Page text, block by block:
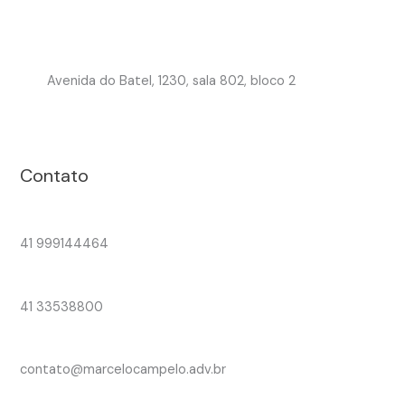
Avenida do Batel, 1230, sala 802, bloco 2
Contato
41 999144464
41 33538800
contato@marcelocampelo.adv.br